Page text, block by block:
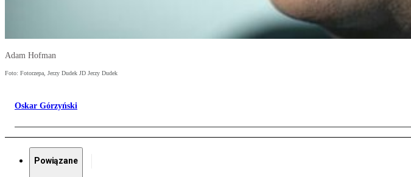
Adam Hofman
Foto: Fotorzepa, Jerzy Dudek JD Jerzy Dudek
Oskar Górzyński
Powiązane